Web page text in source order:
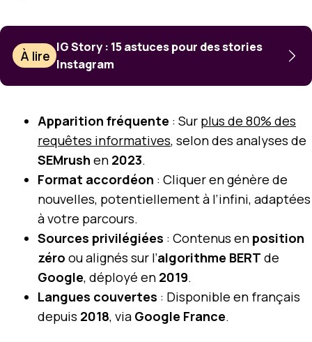
À lire
IG Story : 15 astuces pour des stories
Instagram
Apparition fréquente : Sur plus de 80% des
requêtes informatives, selon des analyses de
SEMrush en 2023.
Format accordéon : Cliquer en génère de
nouvelles, potentiellement à l’infini, adaptées
à votre parcours.
Sources privilégiées : Contenus en position
zéro ou alignés sur l’algorithme BERT de
Google, déployé en 2019.
Langues couvertes : Disponible en français
depuis 2018, via Google France.